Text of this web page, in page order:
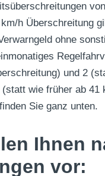
h Überschreitung
ohne
und 2
wie früher ab 41
Sie ganz unten.
Ihnen
vor: